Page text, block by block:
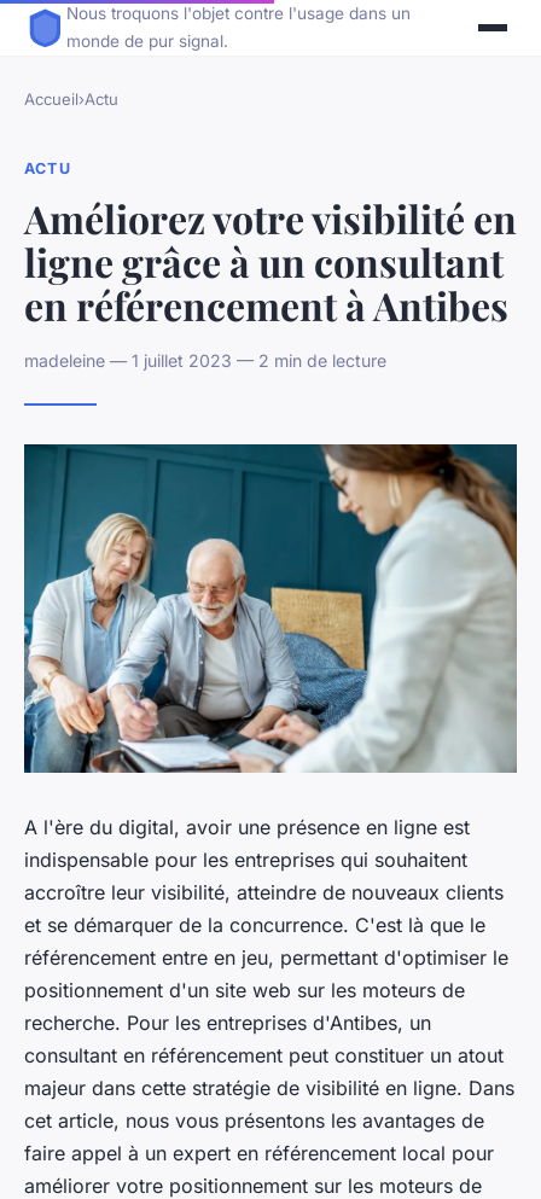
Nous troquons l'objet contre l'usage dans un
monde de pur signal.
Accueil›Actu
ACTU
Améliorez votre visibilité en
ligne grâce à un consultant
en référencement à Antibes
madeleine — 1 juillet 2023 — 2 min de lecture
A l'ère du digital, avoir une présence en ligne est
indispensable pour les entreprises qui souhaitent
accroître leur visibilité, atteindre de nouveaux clients
et se démarquer de la concurrence. C'est là que le
référencement entre en jeu, permettant d'optimiser le
positionnement d'un site web sur les moteurs de
recherche. Pour les entreprises d'Antibes, un
consultant en référencement peut constituer un atout
majeur dans cette stratégie de visibilité en ligne. Dans
cet article, nous vous présentons les avantages de
faire appel à un expert en référencement local pour
améliorer votre positionnement sur les moteurs de